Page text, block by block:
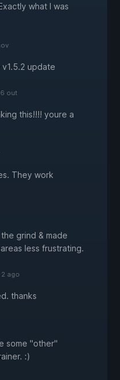
what I was
update
out
this!!!! youre a
They work
grind & made
less frustrating.
2 ago
thanks
some "other"
:)